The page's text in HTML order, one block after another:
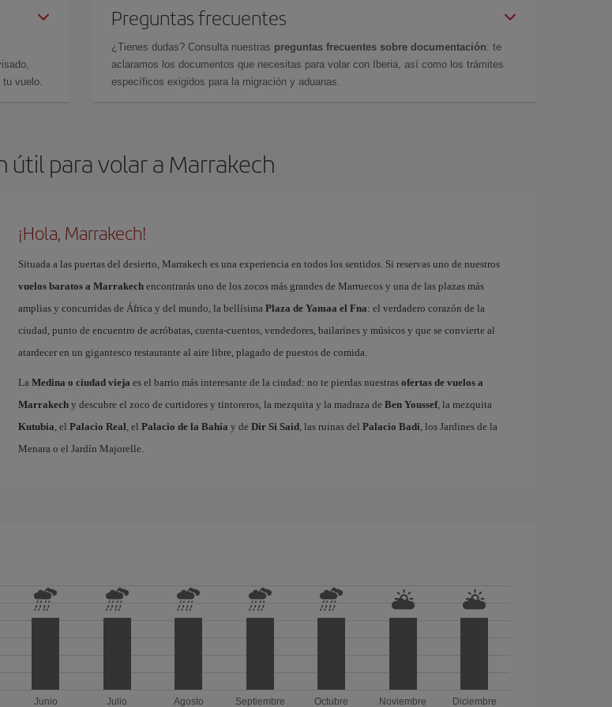
tu vuelo.
Preguntas frecuentes
¿Tienes dudas? Consulta nuestras preguntas frecuentes sobre documentación: te
aclaramos los documentos que necesitas para volar con Iberia, así como los trámites
específicos exigidos para la migración y aduanas.
útil para volar a Marrakech
¡Hola, Marrakech!
Situada a las puertas del desierto, Marrakech es una experiencia en todos los sentidos. Si reservas uno de nuestros
vuelos baratos a Marrakechencontrarás uno de los zocos más grandes de Marruecos y una de las plazas más
amplias y concurridas de África y del mundo, la bellísima Plaza de Yamaa el Fna: el verdadero corazón de la
ciudad, punto de encuentro de acróbatas, cuenta-cuentos, vendedores, bailarines y músicos y que se convierte al
atardecer en un gigantesco restaurante al aire libre, plagado de puestos de comida.
La Medina o ciudad vieja es el barrio más interesante de la ciudad: no te pierdas nuestras ofertas de vuelos a
Marrakechy descubre el zoco de curtidores y tintoreros, la mezquita y la madraza de Ben Youssef, la mezquita
Kutubia, el Palacio Real, el Palacio de la Bahía y de Dir Si Said, las ruinas del Palacio Badí, los Jardines de la
Menara o el Jardín Majorelle.
Junio Julio Agosto Septiembre Octubre Noviembre Diciembre